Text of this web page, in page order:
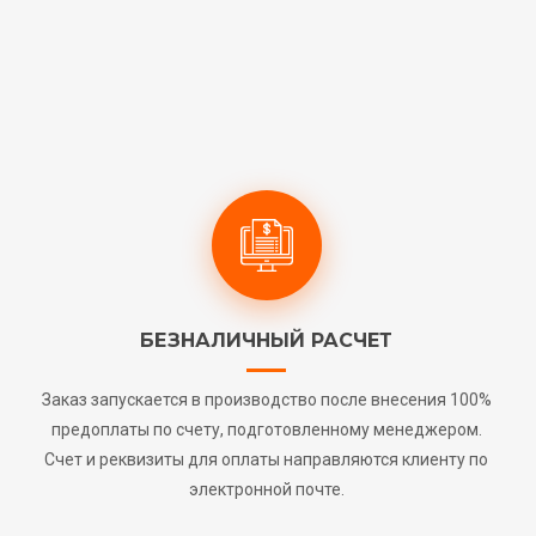
БЕЗНАЛИЧНЫЙ РАСЧЕТ
Заказ запускается в производство после внесения 100%
предоплаты по счету, подготовленному менеджером.
Счет и реквизиты для оплаты направляются клиенту по
электронной почте.